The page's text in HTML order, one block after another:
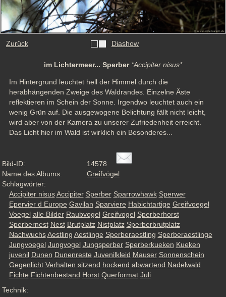
Zurück Diashow
im Lichtermeer... Sperber *Accipiter nisus*
Im Hintergrund leuchtet hell der Himmel durch die
herabhängenden Zweige des Waldrandes. Einzelne Äste
reflektieren im Schein der Sonne. Irgendwo leuchtet auch ein
wenig Grün auf. Die ausgewogene Belichtung fällt nicht leicht,
wird aber von der Kamera zu unserer Zufriedenheit erreicht.
Das Licht hier im Wald ist wirklich ein Besonderes...
Bild-ID:
14578
Name des Albums:
Greifvögel
Schlagwörter:
Accipiter nisus Accipiter Sperber Sparrowhawk Sperwer
Epervier d Europe Gavilan Sparviere Habichtartige Greifvoegel
Voegel alle Bilder Raubvogel Greifvogel Sperberhorst
Sperbernest Nest Brutplatz Nistplatz Sperberbrutplatz
Nachwuchs Aestling Aestlinge Sperberaestling Sperberaestlinge
Jungvoegel Jungvogel Jungsperber Sperberkueken Kueken
juvenil Dunen Dunenreste Juvenilkleid Mauser Sonnenschein
Gegenlicht Verhalten sitzend hockend abwartend Nadelwald
Fichte Fichtenbestand Horst Querformat Juli
Technik: